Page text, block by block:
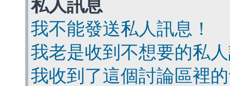
私人訊息
我不能發送私人訊息！
我老是收到不想要的私
我收到了這個討論區裡